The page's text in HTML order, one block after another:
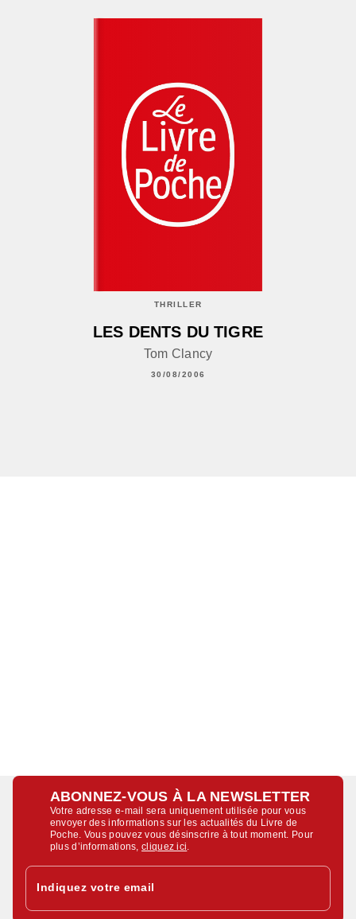
THRILLER
LES DENTS DU TIGRE
Tom Clancy
30/08/2006
ABONNEZ-VOUS À LA NEWSLETTER
Votre adresse e-mail sera uniquement utilisée pour vous
envoyer des informations sur les actualités du Livre de
Poche. Vous pouvez vous désinscrire à tout moment. Pour
plus d’informations,cliquez ici
Indiquez votre email